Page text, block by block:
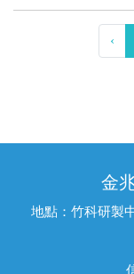
‹
金
地點：竹科研製